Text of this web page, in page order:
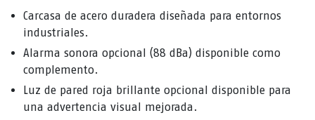
Carcasa de acero duradera diseñada para entornos
industriales.
Alarma sonora opcional (88 dBa) disponible como
complemento.
Luz de pared roja brillante opcional disponible para
una advertencia visual mejorada.